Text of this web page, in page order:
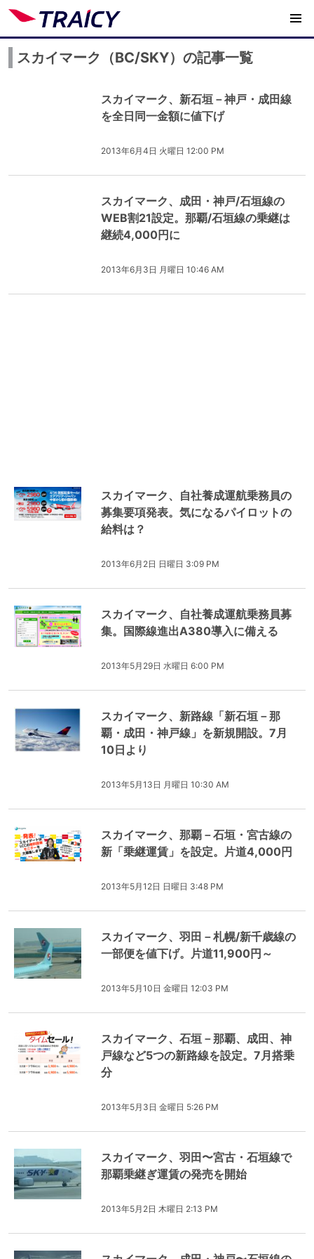
スカイマーク（BC/SKY）の記事一覧
スカイマーク、新石垣－神戸・成田線
を全日同一金額に値下げ
2013年6月4日 火曜日 12:00 PM
スカイマーク、成田・神戸/石垣線の
WEB割21設定。那覇/石垣線の乗継は
継続4,000円に
2013年6月3日 月曜日 10:46 AM
スカイマーク、自社養成運航乗務員の
募集要項発表。気になるパイロットの
給料は？
2013年6月2日 日曜日 3:09 PM
スカイマーク、自社養成運航乗務員募
集。国際線進出A380導入に備える
2013年5月29日 水曜日 6:00 PM
スカイマーク、新路線「新石垣－那
覇・成田・神戸線」を新規開設。7月
10日より
2013年5月13日 月曜日 10:30 AM
スカイマーク、那覇－石垣・宮古線の
新「乗継運賃」を設定。片道4,000円
2013年5月12日 日曜日 3:48 PM
スカイマーク、羽田－札幌/新千歳線の
一部便を値下げ。片道11,900円～
2013年5月10日 金曜日 12:03 PM
スカイマーク、石垣－那覇、成田、神
戸線など5つの新路線を設定。7月搭乗
分
2013年5月3日 金曜日 5:26 PM
スカイマーク、羽田〜宮古・石垣線で
那覇乗継ぎ運賃の発売を開始
2013年5月2日 木曜日 2:13 PM